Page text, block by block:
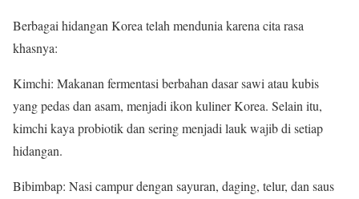
Berbagai hidangan Korea telah mendunia karena cita rasa
khasnya:
Kimchi: Makanan fermentasi berbahan dasar sawi atau kubis
yang pedas dan asam, menjadi ikon kuliner Korea. Selain itu,
kimchi kaya probiotik dan sering menjadi lauk wajib di setiap
hidangan.
Bibimbap: Nasi campur dengan sayuran, daging, telur, dan saus